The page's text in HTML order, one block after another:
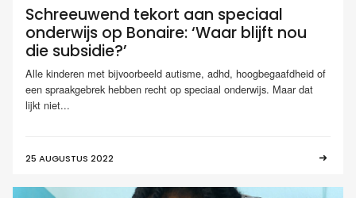
Schreeuwend tekort aan speciaal
onderwijs op Bonaire: ‘Waar blijft nou
die subsidie?’
Alle kinderen met bijvoorbeeld autisme, adhd, hoogbegaafdheid of
een spraakgebrek hebben recht op speciaal onderwijs. Maar dat
lijkt niet...
25 AUGUSTUS 2022